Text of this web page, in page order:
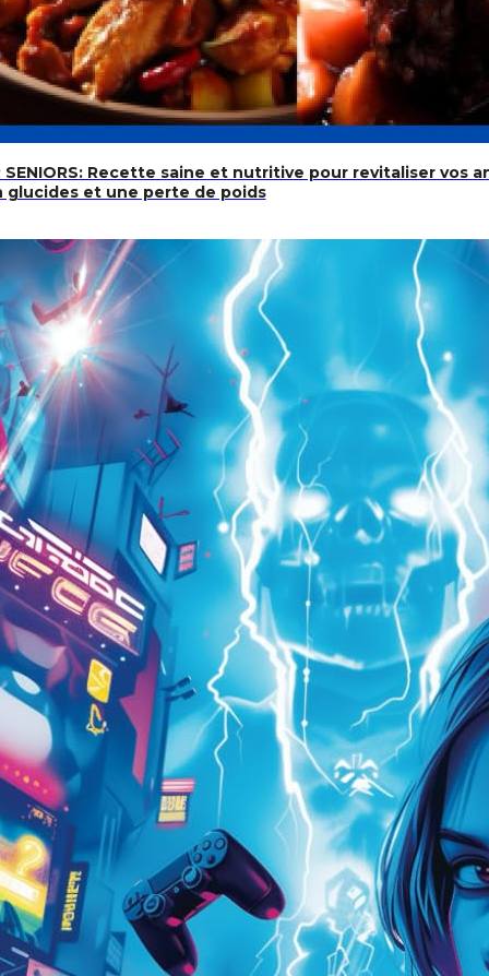
SENIORS: Recette saine et nutritive pour revitaliser vos
et une perte de poids